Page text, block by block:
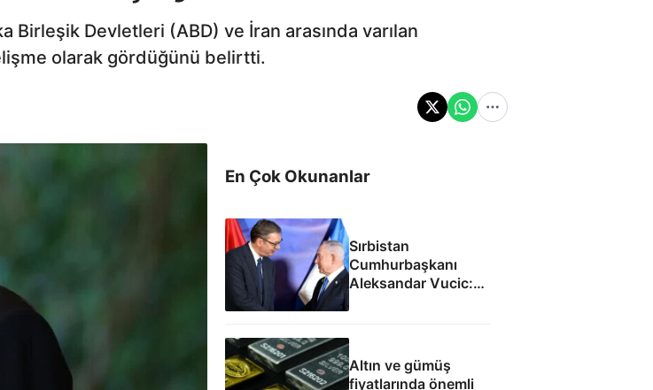
Birleşik Devletleri (ABD) ve İran arasında varılan
olarak gördüğünü belirtti.
En Çok Okunanlar
Sırbistan
Cumhurbaşkanı
Aleksandar Vucic:
İsrail ile SİHA
Altın ve gümüş
fiyatlarında önemli